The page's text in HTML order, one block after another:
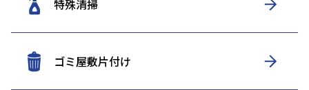
特殊清掃
ゴミ屋敷片付け